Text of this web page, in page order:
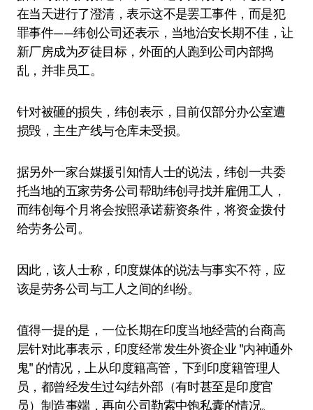
在当天进行了澄清，表示这不是罢工事件，而是犯
罪事件——纬创公司还表示，当地治安长期不佳，让
新厂房成为歹徒目标，外面的人跑到公司内部捣
乱，并非员工。
针对被砸的损失，纬创表示，目前仅部分办公室遭
损毁，主生产线与仓库未受损。
据另外一家台媒援引知情人士的说法，纬创一共委
托当地的五家劳务公司帮助纬创寻找并雇佣工人，
而纬创每个月将会按照承诺薪资条件，将资金拨付
给劳务公司。
因此，该人士称，印度媒体的说法与事实不符，应
该是劳务公司与工人之间的纠纷。
值得一提的是，一位长期在印度当地经营的台商高
层针对此事表示，印度经常发生外资企业 "内神通外
鬼" 的情况，上从印度籍高管，下到印度籍管理人
员，都曾经发生过勾结外部（有时甚至是印度官
员）制造事端，再向公司勒索中饱私囊的情况。